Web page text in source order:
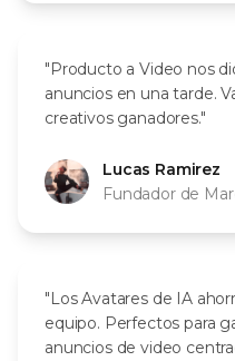
"Producto a Video nos
anuncios en una tarde.
creativos ganadores."
Lucas Ramirez
Fundador de
"Los Avatares de IA
equipo. Perfectos para
anuncios de video